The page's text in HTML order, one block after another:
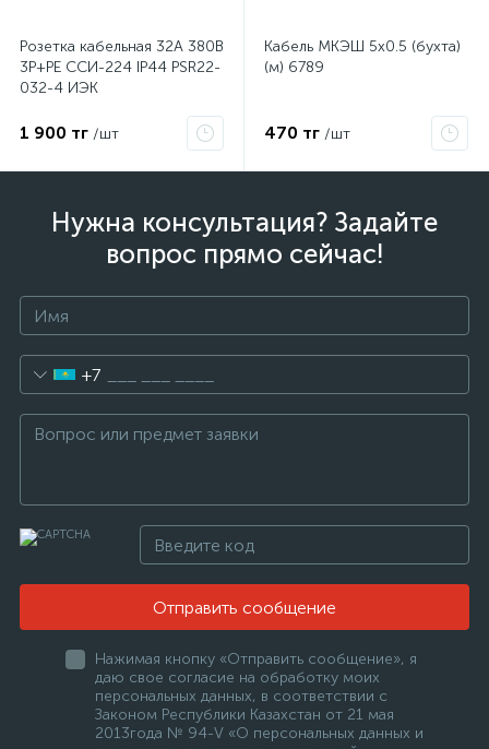
Розетка кабельная 32А 380В
3P+PЕ ССИ-224 IP44 PSR22-
032-4 ИЭК
1 900 тг /шт
Кабель МКЭШ 5х0.5 (бухта)
(м) 6789
470 тг /шт
Нужна консультация? Задайте
вопрос прямо сейчас!
+7
Отправить сообщение
Нажимая кнопку «Отправить сообщение», я
даю свое согласие на обработку моих
персональных данных, в соответствии с
Законом Республики Казахстан от 21 мая
2013года № 94-V «О персональных данных и